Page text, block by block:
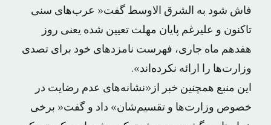
فاش شود به الشرق الاوسط گفت« عرب‌های سنی
تاکنون و علیرغم پایان مهلت تعیین شده یعنی روز
هفدهم ماه جاری، فهرست نامزدهای خود برای تصدی
وزارت‌ها را ارائه نکرده‌اند».
این منبع همچنین خبر از«نشانه‌های عدم رضایت در
خصوص وزارت‌ها و تقسیم‌شان» داد و گفت« برخی